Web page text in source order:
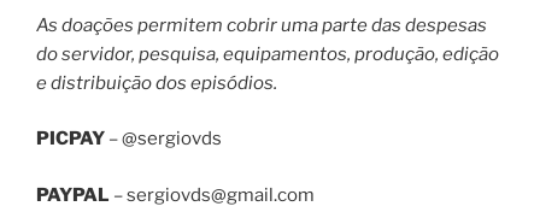
As doações permitem cobrir uma parte das despesas
do servidor, pesquisa, equipamentos, produção, edição
e distribuição dos episódios.
PICPAY – @sergiovds
PAYPAL –sergiovds@gmail.com